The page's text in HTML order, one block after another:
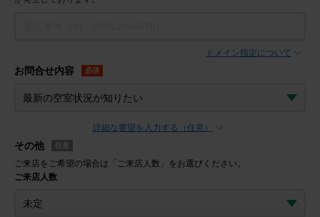
ドメイン指定について
お問合せ内容 必須
詳細な要望を入力する（任意）
その他 任意
ご来店をご希望の場合は「ご来店人数」をお選びください。
ご来店人数